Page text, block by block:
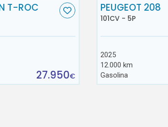
T-ROC
27.950€
PEUGEOT 208
101CV - 5P
2025
12.000 km
Gasolina